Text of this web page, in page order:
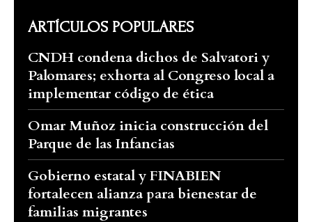
ARTÍCULOS POPULARES
CNDH condena dichos de Salvatori y
Palomares; exhorta al Congreso local a
implementar código de ética
Omar Muñoz inicia construcción del
Parque de las Infancias
Gobierno estatal y FINABIEN
fortalecen alianza para bienestar de
familias migrantes